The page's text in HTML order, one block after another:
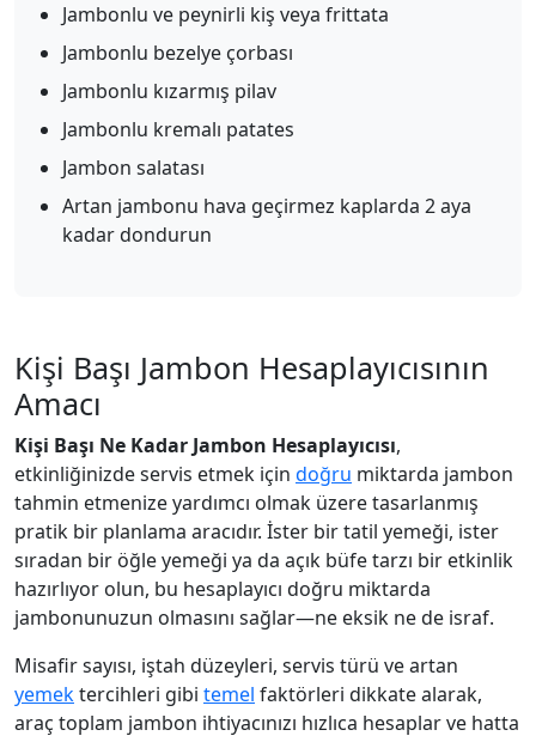
Jambonlu ve peynirli kiş veya frittata
Jambonlu bezelye çorbası
Jambonlu kızarmış pilav
Jambonlu kremalı patates
Jambon salatası
Artan jambonu hava geçirmez kaplarda 2 aya
kadar dondurun
Kişi Başı Jambon Hesaplayıcısının
Amacı
Kişi Başı Ne Kadar Jambon Hesaplayıcısı,
etkinliğinizde servis etmek için doğru miktarda jambon
tahmin etmenize yardımcı olmak üzere tasarlanmış
pratik bir planlama aracıdır. İster bir tatil yemeği, ister
sıradan bir öğle yemeği ya da açık büfe tarzı bir etkinlik
hazırlıyor olun, bu hesaplayıcı doğru miktarda
jambonunuzun olmasını sağlar—ne eksik ne de israf.
Misafir sayısı, iştah düzeyleri, servis türü ve artan
yemektercihleri gibi temel faktörleri dikkate alarak,
araç toplam jambon ihtiyacınızı hızlıca hesaplar ve hatta